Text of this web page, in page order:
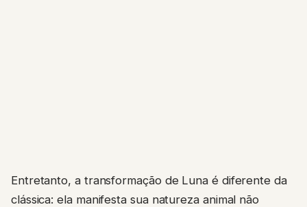
Entretanto, a transformação de Luna é diferente da
clássica: ela manifesta sua natureza animal não